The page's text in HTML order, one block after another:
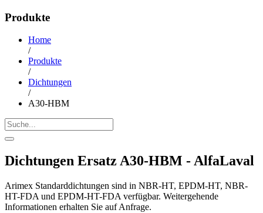
Produkte
Home
/
Produkte
/
Dichtungen
/
A30-HBM
Dichtungen Ersatz A30-HBM - AlfaLaval
Arimex Standarddichtungen sind in NBR-HT, EPDM-HT, NBR-
HT-FDA und EPDM-HT-FDA verfügbar. Weitergehende
Informationen erhalten Sie auf Anfrage.